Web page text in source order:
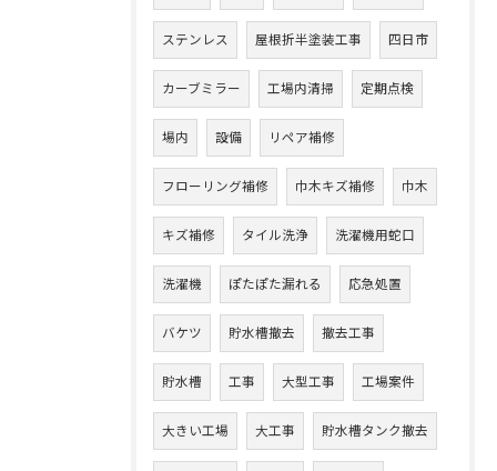
ステンレス 屋根折半塗装工事 四日市
カーブミラー 工場内清掃 定期点検
場内 設備 リペア補修
フローリング補修 巾木キズ補修 巾木
キズ補修 タイル洗浄 洗濯機用蛇口
洗濯機 ぽたぽた漏れる 応急処置
バケツ 貯水槽撤去 撤去工事
貯水槽 工事 大型工事 工場案件
大きい工場 大工事 貯水槽タンク撤去